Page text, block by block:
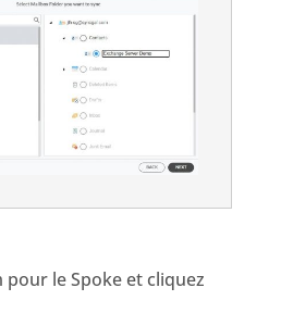
pour le Spoke et cliquez